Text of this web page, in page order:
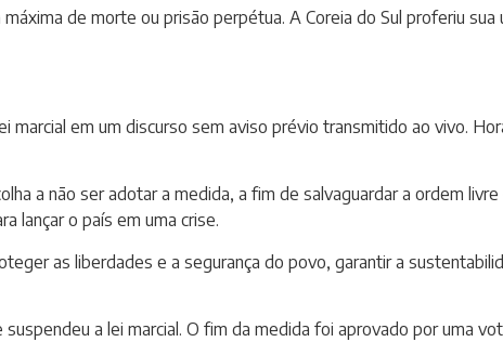
de morte ou prisão perpétua. A Coreia do Sul proferiu
marcial em um discurso sem aviso prévio transmitido ao vivo.
a não ser adotar a medida, a fim de salvaguardar a ordem
lançar o país em uma crise.
as liberdades e a segurança do povo, garantir a
a lei marcial. O fim da medida foi aprovado por uma